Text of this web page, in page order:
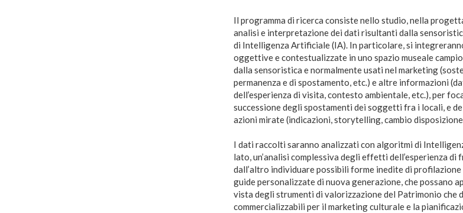
Il programma di ricerca consiste nello studio, nella
analisi e interpretazione dei dati risultanti dalla
di Intelligenza Artificiale (IA). In particolare, si
oggettive e contestualizzate in uno spazio museale
dalla sensoristica e normalmente usati nel marketing
permanenza e di spostamento, etc.) e altre informazioni
dell’esperienza di visita, contesto ambientale, etc.), per
successione degli spostamenti dei soggetti fra i locali, e
azioni mirate (indicazioni, storytelling, cambio
I dati raccolti saranno analizzati con algoritmi di
lato, un’analisi complessiva degli effetti dell’esperienza
dall’altro individuare possibili forme inedite di
guide personalizzate di nuova generazione, che possano
vista degli strumenti di valorizzazione del Patrimonio che
commercializzabili per il marketing culturale e la